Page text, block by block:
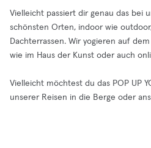
Vielleicht passiert dir genau das bei
schönsten Orten, indoor wie
Dachterrassen. Wir yogieren auf
wie im Haus der Kunst oder auch
Vielleicht möchtest du das POP UP
unserer Reisen in die Berge oder